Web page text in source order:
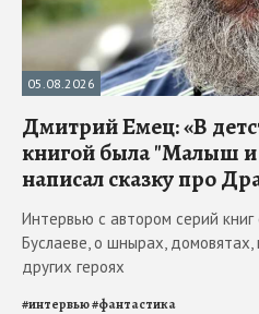
05.08.2026
Дмитрий Емец: «В
книгой была "Малыш и
написал сказку про
Интервью с автором серий
Буслаеве, о шнырах, домовятах,
других героях
#интервью#фантастика